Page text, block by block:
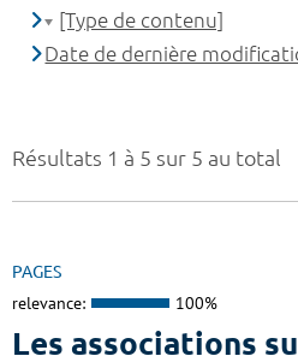
Résultats 1 à 5 sur 5 au total
PAGES
relevance: 100%
Les associations
[Type de contenu]
Date de dernière